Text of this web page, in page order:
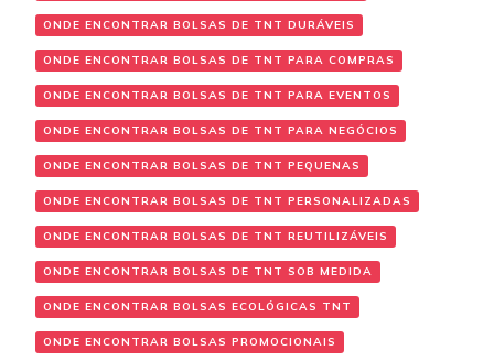
ONDE ENCONTRAR BOLSAS DE TNT DURÁVEIS
ONDE ENCONTRAR BOLSAS DE TNT PARA COMPRAS
ONDE ENCONTRAR BOLSAS DE TNT PARA EVENTOS
ONDE ENCONTRAR BOLSAS DE TNT PARA NEGÓCIOS
ONDE ENCONTRAR BOLSAS DE TNT PEQUENAS
ONDE ENCONTRAR BOLSAS DE TNT PERSONALIZADAS
ONDE ENCONTRAR BOLSAS DE TNT REUTILIZÁVEIS
ONDE ENCONTRAR BOLSAS DE TNT SOB MEDIDA
ONDE ENCONTRAR BOLSAS ECOLÓGICAS TNT
ONDE ENCONTRAR BOLSAS PROMOCIONAIS